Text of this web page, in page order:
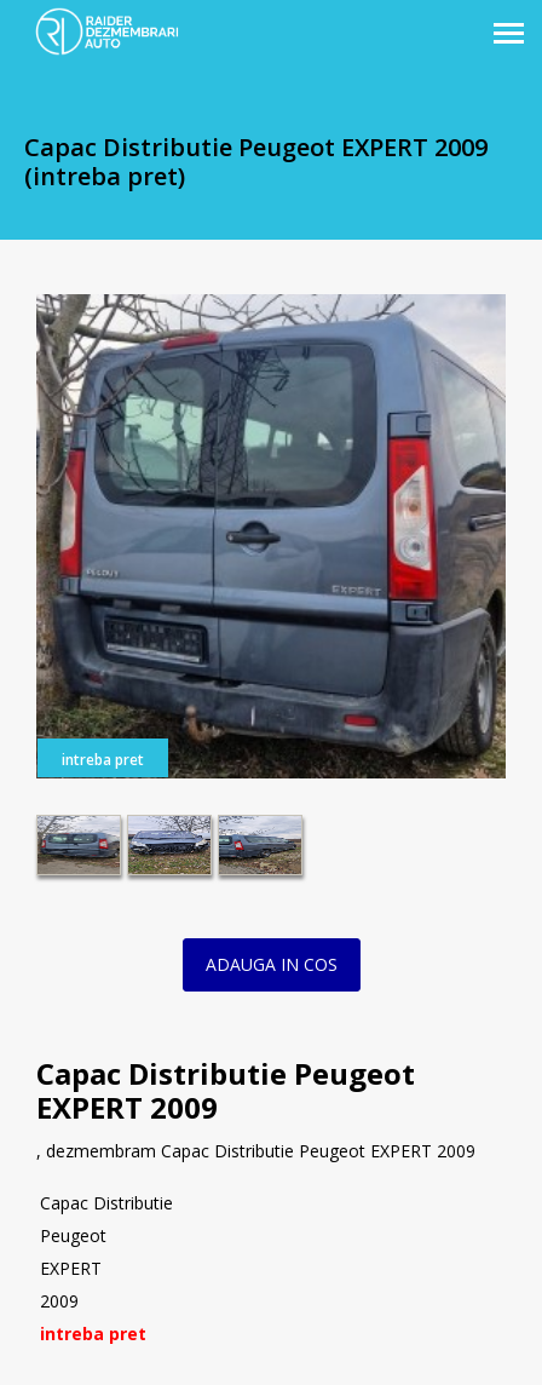
Capac Distributie Peugeot EXPERT 2009
(intreba pret)
intreba pret
ADAUGA IN COS
Capac Distributie Peugeot
EXPERT 2009
, dezmembram Capac Distributie Peugeot EXPERT 2009
Capac Distributie
Peugeot
EXPERT
2009
intreba pret